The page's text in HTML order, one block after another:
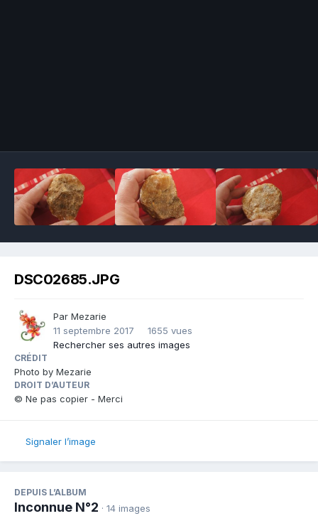
DSC02685.JPG
Par Mezarie
11 septembre 2017
1655 vues
Rechercher ses autres images
CRÉDIT
Photo by Mezarie
DROIT D’AUTEUR
© Ne pas copier - Merci
Signaler l’image
DEPUIS L’ALBUM
Inconnue N°2 · 14 images